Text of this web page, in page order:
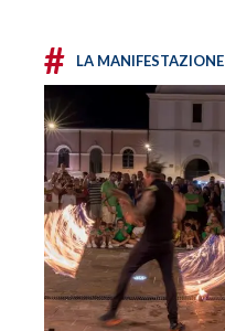
# LA MANIFESTAZIONE